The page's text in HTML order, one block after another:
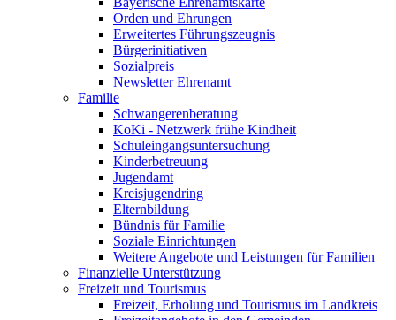
Orden und Ehrungen
Erweitertes Führungszeugnis
Bürgerinitiativen
Sozialpreis
Newsletter Ehrenamt
Familie
Schwangerenberatung
KoKi - Netzwerk frühe Kindheit
Schuleingangsuntersuchung
Kinderbetreuung
Jugendamt
Kreisjugendring
Elternbildung
Bündnis für Familie
Soziale Einrichtungen
Weitere Angebote und Leistungen für Familien
Finanzielle Unterstützung
Freizeit und Tourismus
Freizeit, Erholung und Tourismus im Landkreis